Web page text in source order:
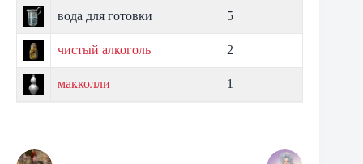
вода для готовки 5
чистый алкоголь 2
макколли 1